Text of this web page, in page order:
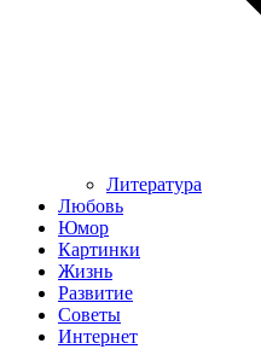
Литература
Любовь
Юмор
Картинки
Жизнь
Развитие
Советы
Интернет